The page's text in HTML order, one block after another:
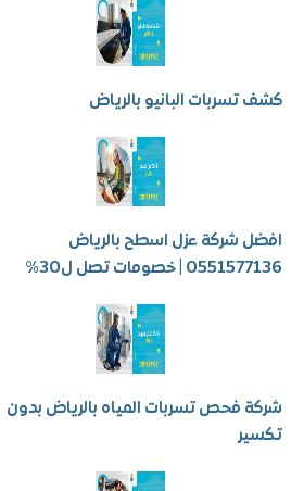
البانيو بالرياض
شركة عزل اسطح بالرياض
| خصومات تصل ل30%
فحص تسربات المياه بالرياض بدون